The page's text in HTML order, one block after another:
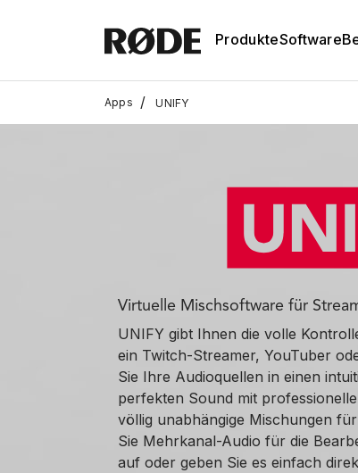
ProdukteSoftware
Apps / UNIFY
Virtuelle Mischsoftware für
UNIFY gibt Ihnen die volle
ein Twitch-Streamer, YouTuber
Sie Ihre Audioquellen in einen
perfekten Sound mit
völlig unabhängige Mischungen
Sie Mehrkanal-Audio für die
auf oder geben Sie es einfach